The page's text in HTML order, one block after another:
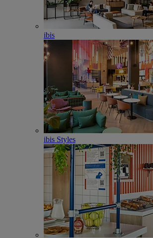
ibis
ibis Styles